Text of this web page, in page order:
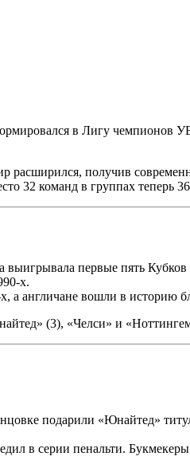
в Лигу чемпионов
получив
32 команд в группах теперь
первые пять Кубков
х.
англичане вошли в историю
(3), «Челси» и
подарили «Юнайтед»
в серии пенальти.